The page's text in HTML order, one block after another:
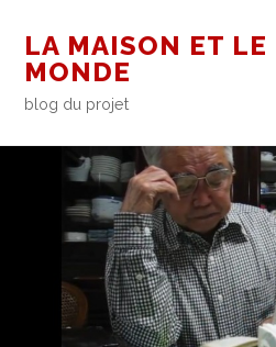
LA MAISON ET LE
MONDE
blog du projet